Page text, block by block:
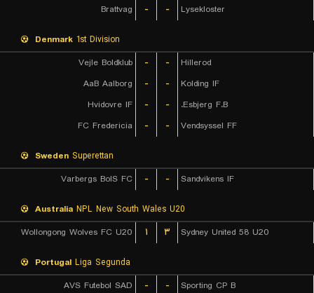
Brattvag
- - Lysekloster
Denmark 1st Division
Vejle Boldklub
- -
Hillerod
AaB Aalborg
- -
Kolding IF
Hvidovre IF
- -
Esbjerg F.B.
FC Fredericia
- - Vendsyssel FF
Sweden Superettan
Varbergs BoIS FC
- - Sandvikens IF
Australia NPL New South Wales U20
Wollongong Wolves FC U20
۱ ۳ Sydney United 58 U20
Portugal Liga Segunda
AVS Futebol SAD
- -
Sporting CP B